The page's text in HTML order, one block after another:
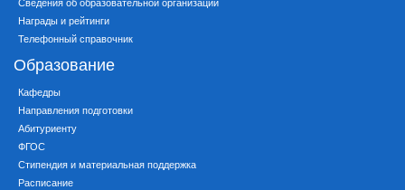
Награды и рейтинги
Телефонный справочник
Образование
Кафедры
Направления подготовки
Абитуриенту
ФГОС
Стипендия и материальная поддержка
Расписание